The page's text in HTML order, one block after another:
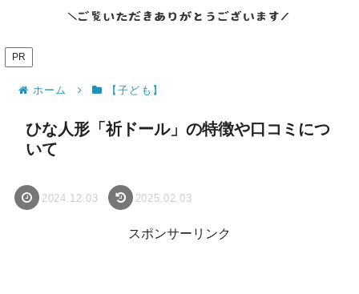
PR
ホーム 【子ども】
ひな人形「祈ドール」の特徴や口コミにつ
いて
2024.12.03 2025.02.03
スポンサーリンク